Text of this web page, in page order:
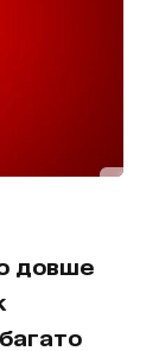
довше